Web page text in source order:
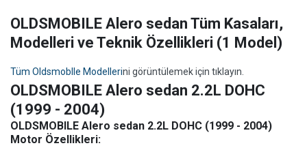
OLDSMOBILE Alero sedan Tüm Kasaları,
Modelleri ve Teknik Özellikleri (1 Model)
Tüm OldsmobIle Modellerini görüntülemek için tıklayın.
OLDSMOBILE Alero sedan 2.2L DOHC
(1999 - 2004)
OLDSMOBILE Alero sedan 2.2L DOHC (1999 - 2004)
Motor Özellikleri: